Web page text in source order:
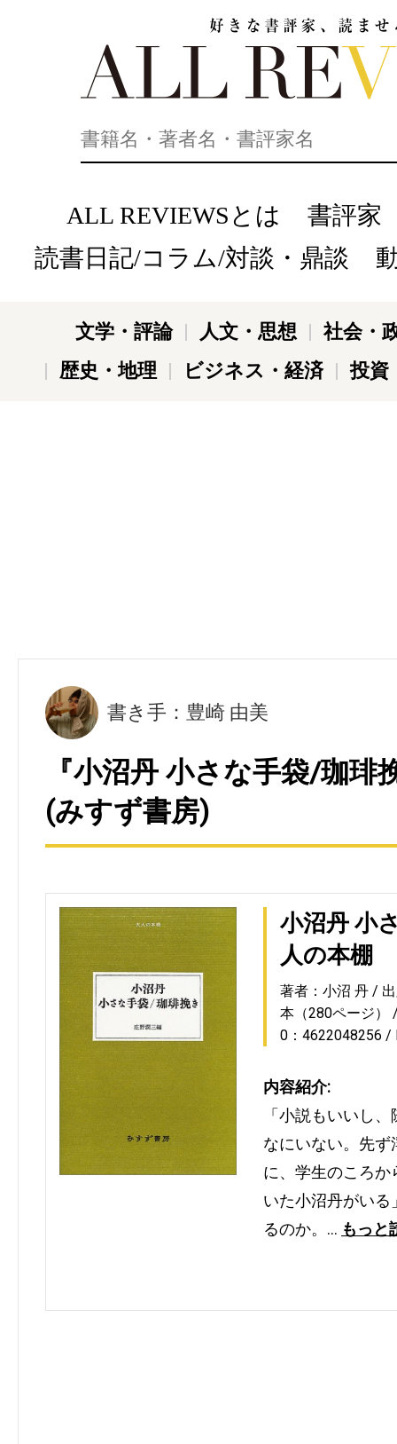
ALL REVIEWSとは
書評家
読書日記/コラム/対談・鼎談
文学・評論 人文・思想
社会・
歴史・地理
ビジネス・経済 投資
書き手：豊崎 由美
『小沼丹 小さな手袋/珈琲
(みすず書房)
小沼丹 小
人の本棚
著者：小沼 丹
本（280ページ）
0：4622048256
内容紹介:
「小説もいいし
なにいない。先
に、学生のころ
いた小沼丹がい
るのか。… もっと